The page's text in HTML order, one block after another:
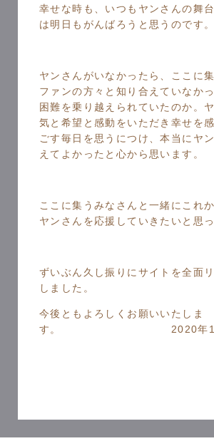
幸せな時も、いつもヤンさんの舞
は明日もがんばろうと思うのです。
ヤンさんがいなかったら、ここに
ファンの方々と知り合えていなか
困難を乗り越えられていたのか。
気と希望と感動をいただき幸せを
ごす毎日を思うにつけ、本当にヤ
えてよかったと心から思います。
ここに集うみなさんと一緒にこれ
ヤンさんを応援していきたいと思っ
ずいぶん久し振りにサイトを全面
しました。
今後ともよろしくお願いいたしま
す。 2020年1月